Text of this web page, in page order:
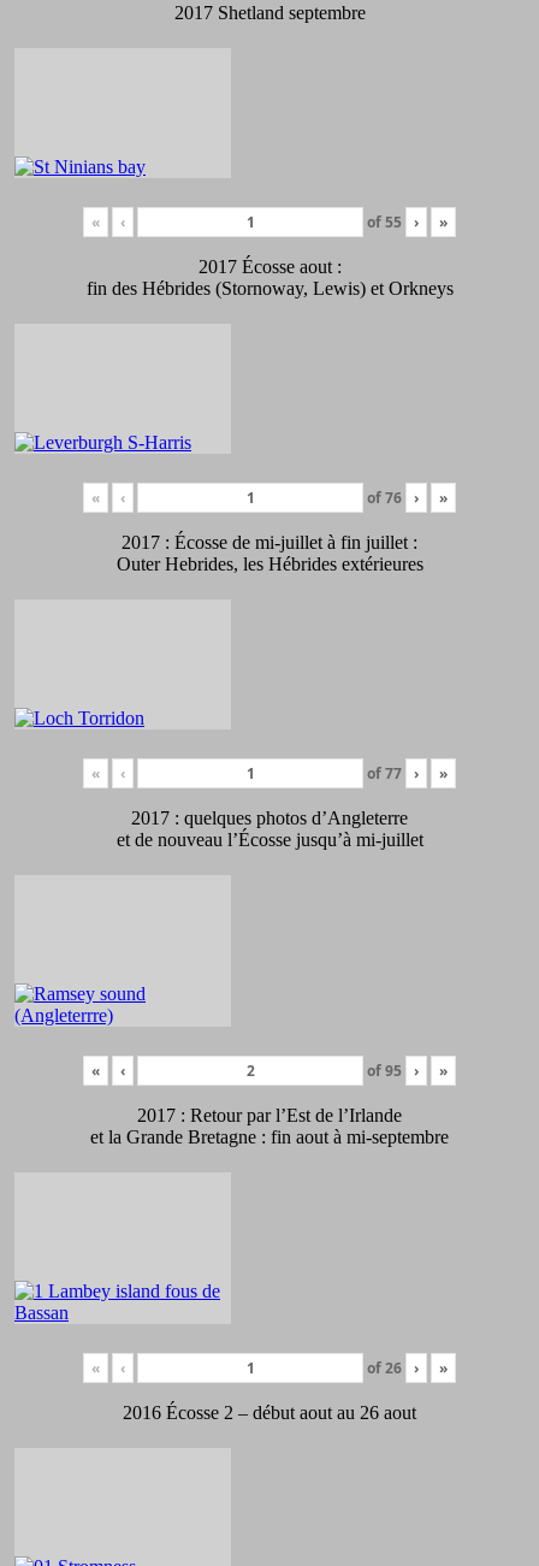
2017 Shetland septembre
« ‹ of55 › »
2017 Écosse aout :
fin des Hébrides (Stornoway, Lewis) et Orkneys
« ‹ of76 › »
2017 : Écosse de mi-juillet à fin juillet :
Outer Hebrides, les Hébrides extérieures
« ‹ of77 › »
2017 : quelques photos d’Angleterre
et de nouveau l’Écosse jusqu’à mi-juillet
« ‹ of95 › »
2017 : Retour par l’Est de l’Irlande
et la Grande Bretagne : fin aout à mi-septembre
« ‹ of26 › »
2016 Écosse 2 – début aout au 26 aout